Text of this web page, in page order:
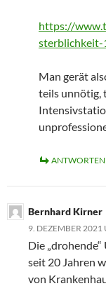
https://
sterblichkeit-
Man gerät
teils unnötig,
ANTWORTEN
Bernhard Kirner
9. DEZEMBER
Die
seit 20 Jahren
von